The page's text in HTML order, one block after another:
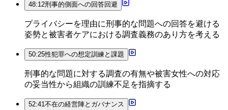
48:12刑事的側面への回答回避
プライバシーを理由に刑事的な問題への回答を避ける
姿勢と被害者ケアにおける調査義務のあり方を考える
50:25性犯罪への想定訓練と課題
刑事的な問題に対する調査の有無や被害女性への対応
の妥当性から組織の訓練不足を指摘する
52:41不在の経営陣とガバナンス